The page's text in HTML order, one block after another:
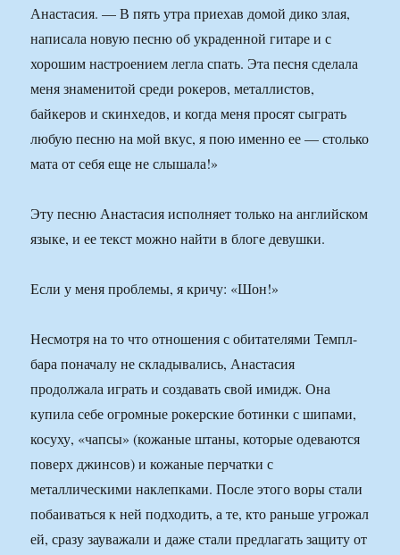
Анастасия. — В пять утра приехав домой дико злая,
написала новую песню об украденной гитаре и с
хорошим настроением легла спать. Эта песня сделала
меня знаменитой среди рокеров, металлистов,
байкеров и скинхедов, и когда меня просят сыграть
любую песню на мой вкус, я пою именно ее — столько
мата от себя еще не слышала!»
Эту песню Анастасия исполняет только на английском
языке, и ее текст можно найти в блоге девушки.
Если у меня проблемы, я кричу: «Шон!»
Несмотря на то что отношения с обитателями Темпл-
бара поначалу не складывались, Анастасия
продолжала играть и создавать свой имидж. Она
купила себе огромные рокерские ботинки с шипами,
косуху, «чапсы» (кожаные штаны, которые одеваются
поверх джинсов) и кожаные перчатки с
металлическими наклепками. После этого воры стали
побаиваться к ней подходить, а те, кто раньше угрожал
ей, сразу зауважали и даже стали предлагать защиту от